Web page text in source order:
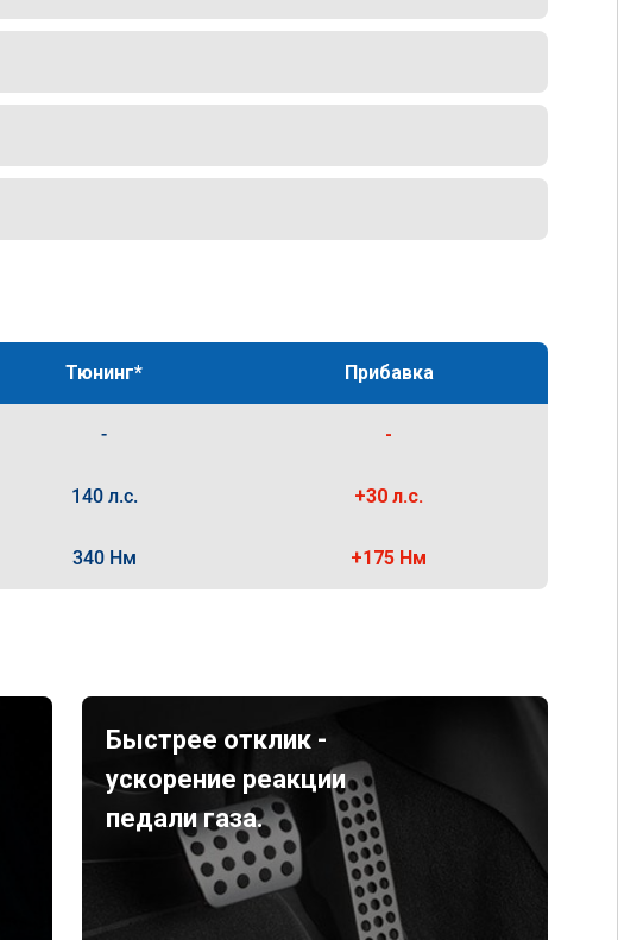
Тюнинг* Прибавка
- -
140 л.с. +30 л.с.
340 Нм +175 Нм
Быстрее отклик -
ускорение реакции
педали газа.